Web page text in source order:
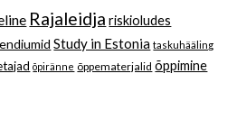
Rajaleidja riskioludes
Study in Estonia taskuhääling
õpiränne õppematerjalid õppimine